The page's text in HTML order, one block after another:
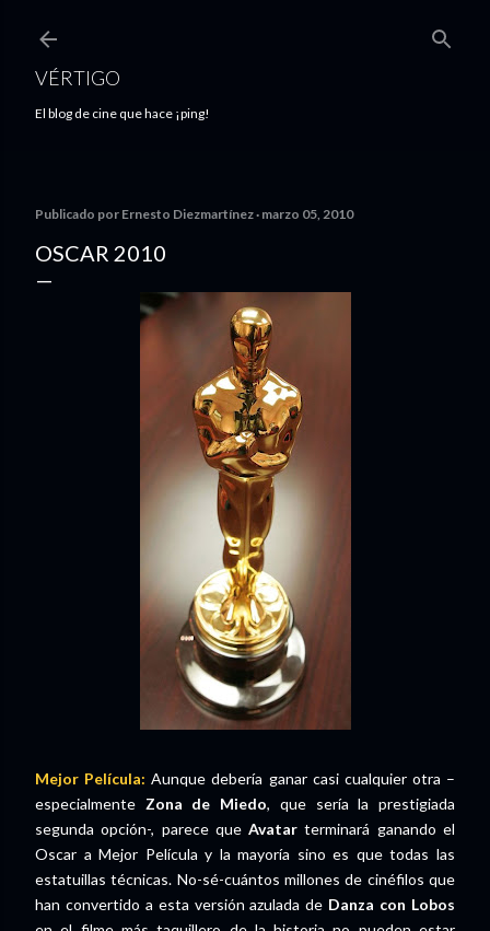
VÉRTIGO
El blog de cine que hace ¡ping!
Publicado por Ernesto Diezmartínez marzo 05, 2010
OSCAR 2010
Mejor Película: Aunque debería ganar casi cualquier otra –
especialmente Zona de Miedo, que sería la prestigiada
segunda opción-, parece queAvatar terminará ganando el
Oscar a Mejor Película y la mayoría sino es que todas las
estatuillas técnicas. No-sé-cuántos millones de cinéfilos que
han convertido a esta versión azulada de Danza con Lobos